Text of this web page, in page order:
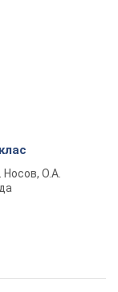
Носов, О.А.